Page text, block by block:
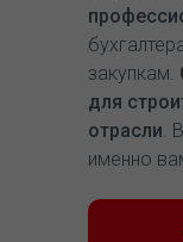
закупкам.
для
отрасли.
именно